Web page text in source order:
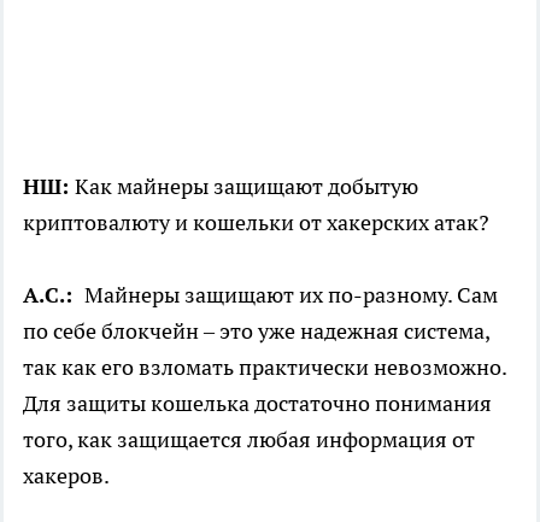
НШ: Как майнеры защищают добытую
криптовалюту и кошельки от хакерских атак?
А.С.: Майнеры защищают их по-разному. Сам
по себе блокчейн – это уже надежная система,
так как его взломать практически невозможно.
Для защиты кошелька достаточно понимания
того, как защищается любая информация от
хакеров.